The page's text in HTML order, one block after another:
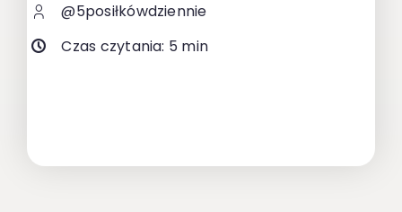
@5posiłkówdziennie
Czas czytania: 5 min